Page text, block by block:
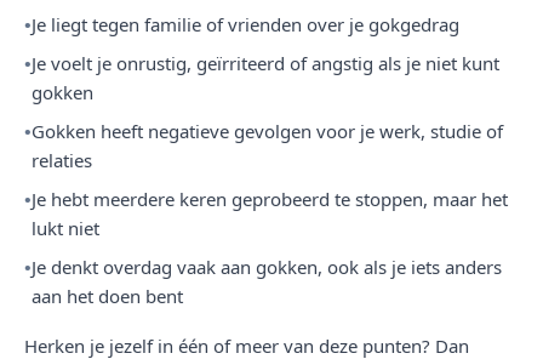
Je liegt tegen familie of vrienden over je gokgedrag
Je voelt je onrustig, geïrriteerd of angstig als je niet kunt
gokken
Gokken heeft negatieve gevolgen voor je werk, studie of
relaties
Je hebt meerdere keren geprobeerd te stoppen, maar het
lukt niet
Je denkt overdag vaak aan gokken, ook als je iets anders
aan het doen bent
Herken je jezelf in één of meer van deze punten? Dan